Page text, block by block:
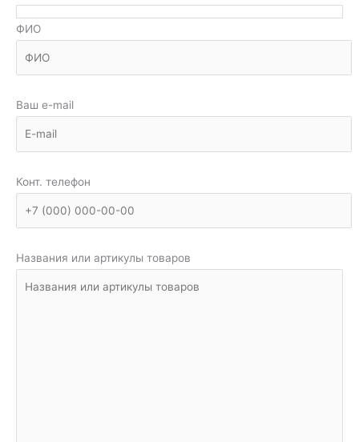
ФИО
Ваш e-mail
Конт. телефон
Названия или артикулы товаров